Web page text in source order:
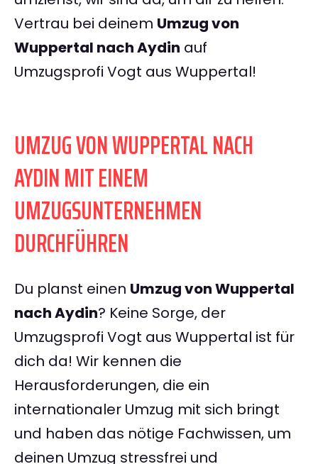
Vertrau bei deinem Umzug von
Wuppertal nach Aydin auf
Umzugsprofi Vogt aus Wuppertal!
UMZUG VON WUPPERTAL NACH
AYDIN MIT EINEM
UMZUGSUNTERNEHMEN
DURCHFÜHREN
Du planst einen Umzug von Wuppertal
nach Aydin? Keine Sorge, der
Umzugsprofi Vogt aus Wuppertal ist für
dich da! Wir kennen die
Herausforderungen, die ein
internationaler Umzug mit sich bringt
und haben das nötige Fachwissen, um
deinen Umzug stressfrei und